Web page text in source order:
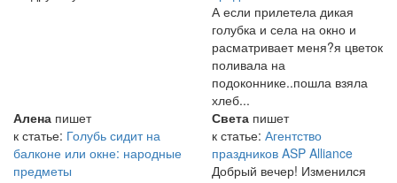
А если прилетела дикая
голубка и села на окно и
расматривает меня?я цветок
поливала на
подоконнике..пошла взяла
хлеб...
Алена пишет
к статье: Голубь сидит на
балконе или окне: народные
предметы
Света пишет
к статье: Агентство
праздников ASP Alliance
Добрый вечер! Изменился